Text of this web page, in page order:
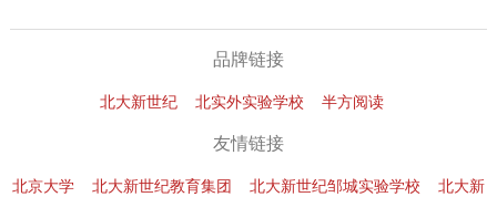
品牌链接
北大新世纪 北实外实验学校 半方阅读
友情链接
北京大学 北大新世纪教育集团 北大新世纪邹城实验学校
北大新